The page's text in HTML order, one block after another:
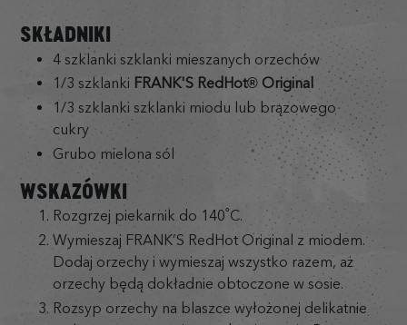
SKŁADNIKI
4 szklanki szklanki mieszanych orzechów
1/3 szklanki FRANK'S RedHot® Original
1/3 szklanki szklanki miodu lub brązowego
cukry
Grubo mielona sól
WSKAZÓWKI
Rozgrzej piekarnik do 140˚C.
Wymieszaj FRANK’S RedHot Original z miodem.
Dodaj orzechy i wymieszaj wszystko razem, aż
orzechy będą dokładnie obtoczone w sosie.
Rozsyp orzechy na blaszce wyłożonej delikatnie